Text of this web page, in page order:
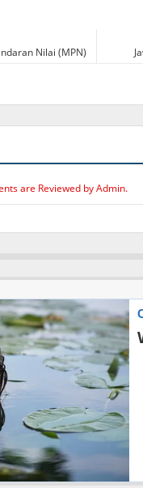
Nilai (MPN)
are Reviewed by Admin.